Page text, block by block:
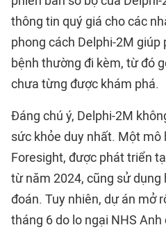
thông tin quý giá cho các
phong cách Delphi-2M giúp
bệnh thường đi kèm, từ đó
chưa từng được khám phá.
Đáng chú ý, Delphi-2M
sức khỏe duy nhất. Một mô
Foresight, được phát triển
từ năm 2024, cũng sử dụng
đoán. Tuy nhiên, dự án mở
tháng 6 do lo ngại NHS